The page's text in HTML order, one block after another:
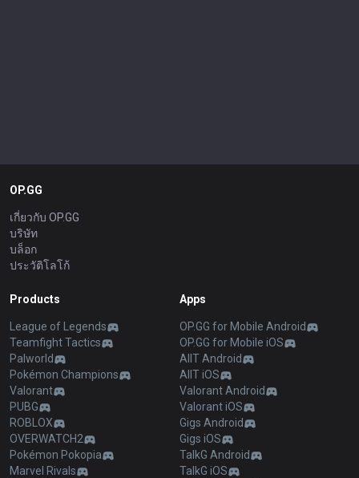
OP.GG
เกี่ยวกับ OP.GG
บริษัท
บล็อก
ประวัติโลโก้
Products
League of Legends
Teamfight Tactics
Palworld
Pokémon Champions
Valorant
PUBG
ROBLOX
OVERWATCH2
Pokémon Pokopia
Marvel Rivals
Apps
OP.GG for Mobile Android
OP.GG for Mobile iOS
AllT Android
AllT iOS
Valorant Android
Valorant iOS
Gigs Android
Gigs iOS
TalkG Android
TalkG iOS